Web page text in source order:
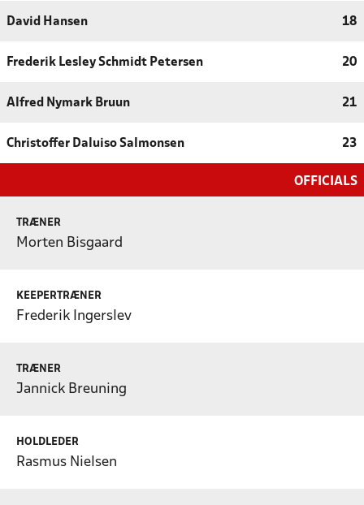
David Hansen 18
Frederik Lesley Schmidt Petersen 20
Alfred Nymark Bruun 21
Christoffer Daluiso Salmonsen 23
OFFICIALS
TRÆNER
Morten Bisgaard
KEEPERTRÆNER
Frederik Ingerslev
TRÆNER
Jannick Breuning
HOLDLEDER
Rasmus Nielsen